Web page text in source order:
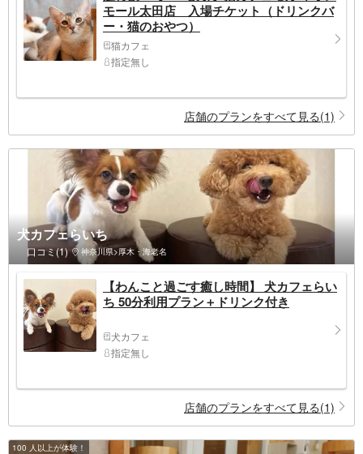
モール太田店 入場チケット（ドリンクバ
ー・猫のおやつ）
猫カフェ
指定無し
店舗のプランをすべて見る(1)
犬カフェらいち
口コミ(1) 神奈川県>厚木・海老名
【わんこと過ごす癒し時間】 犬カフェらい
ち 50分利用プラン＋ドリンク付き
犬カフェ
指定無し
店舗のプランをすべて見る(1)
100 人以上が体験！